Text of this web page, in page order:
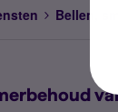
Bellen,